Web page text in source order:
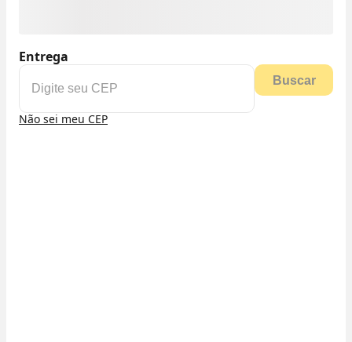
Entrega
Buscar
Não sei meu CEP